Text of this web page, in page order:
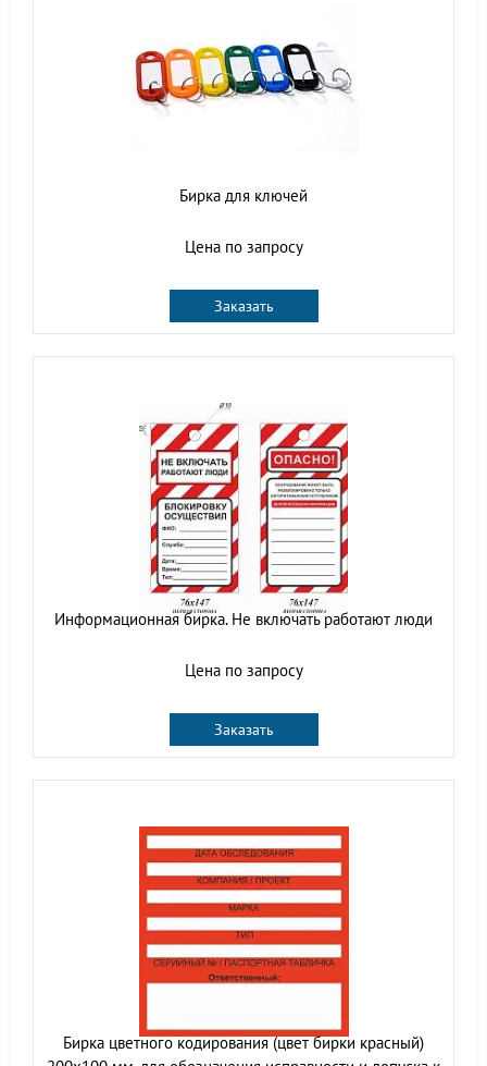
Бирка для ключей
Цена по запросу
Заказать
Информационная бирка. Не включать работают люди
Цена по запросу
Заказать
Бирка цветного кодирования (цвет бирки красный)